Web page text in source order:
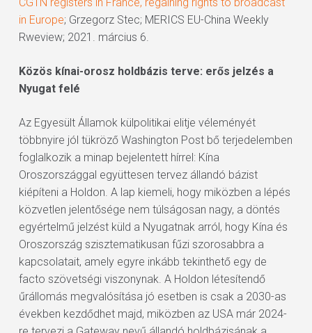
in Europe; Grzegorz Stec; MERICS EU-China Weekly
Rweview; 2021. március 6.
Közös kínai-orosz holdbázis terve: erős jelzés a
Nyugat felé
Az Egyesült Államok külpolitikai elitje véleményét
többnyire jól tükröző Washington Post bő terjedelemben
foglalkozik a minap bejelentett hírrel: Kína
Oroszországgal együttesen tervez állandó bázist
kiépíteni a Holdon. A lap kiemeli, hogy miközben a lépés
közvetlen jelentősége nem túlságosan nagy, a döntés
egyértelmű jelzést küld a Nyugatnak arról, hogy Kína és
Oroszország szisztematikusan fűzi szorosabbra a
kapcsolatait, amely egyre inkább tekinthető egy de
facto szövetségi viszonynak. A Holdon létesítendő
űrállomás megvalósítása jó esetben is csak a 2030-as
években kezdődhet majd, miközben az USA már 2024-